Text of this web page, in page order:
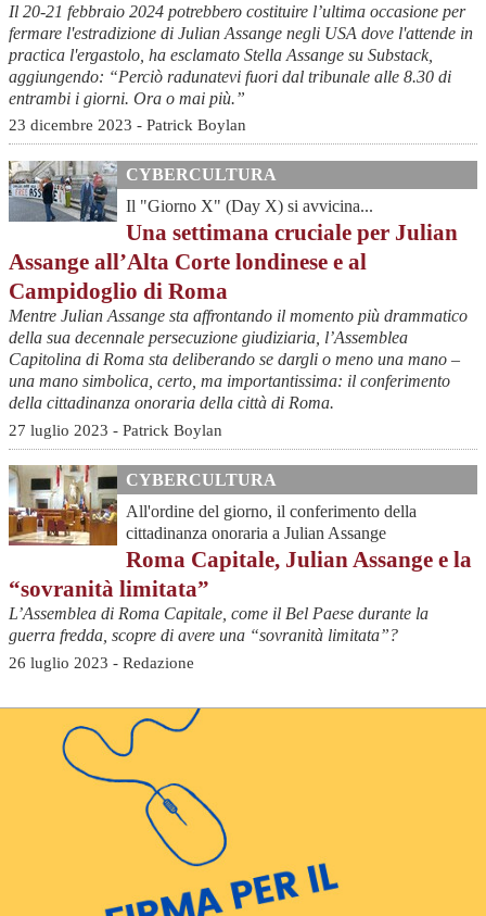
Il 20-21 febbraio 2024 potrebbero costituire l’ultima occasione per
fermare l'estradizione di Julian Assange negli USA dove l'attende in
practica l'ergastolo, ha esclamato Stella Assange su Substack,
aggiungendo: “Perciò radunatevi fuori dal tribunale alle 8.30 di
entrambi i giorni. Ora o mai più.”
23 dicembre 2023 - Patrick Boylan
CYBERCULTURA
Il "Giorno X" (Day X) si avvicina...
Una settimana cruciale per Julian
Assange all’Alta Corte londinese e al
Campidoglio di Roma
Mentre Julian Assange sta affrontando il momento più drammatico
della sua decennale persecuzione giudiziaria, l’Assemblea
Capitolina di Roma sta deliberando se dargli o meno una mano –
una mano simbolica, certo, ma importantissima: il conferimento
della cittadinanza onoraria della città di Roma.
27 luglio 2023 - Patrick Boylan
CYBERCULTURA
All'ordine del giorno, il conferimento della
cittadinanza onoraria a Julian Assange
Roma Capitale, Julian Assange e la
“sovranità limitata”
L’Assemblea di Roma Capitale, come il Bel Paese durante la
guerra fredda, scopre di avere una “sovranità limitata”?
26 luglio 2023 - Redazione